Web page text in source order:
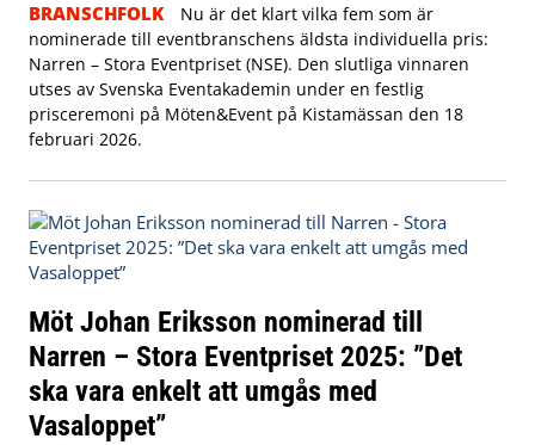
BRANSCHFOLK
Nu är det klart vilka fem som är
nominerade till eventbranschens äldsta individuella pris:
Narren – Stora Eventpriset (NSE). Den slutliga vinnaren
utses av Svenska Eventakademin under en festlig
prisceremoni på Möten&Event på Kistamässan den 18
februari 2026.
Möt Johan Eriksson nominerad till
Narren – Stora Eventpriset 2025: ”Det
ska vara enkelt att umgås med
Vasaloppet”